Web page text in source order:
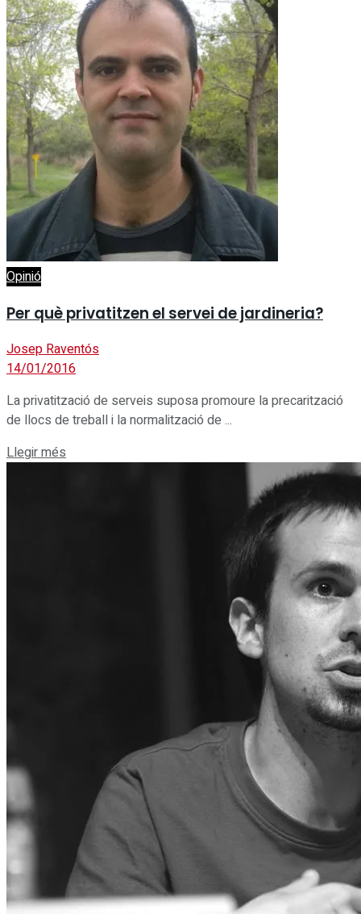
Opinió
Per què privatitzen el servei de jardineria?
Josep Raventós
14/01/2016
La privatització de serveis suposa promoure la precarització
de llocs de treball i la normalització de ...
Llegir més